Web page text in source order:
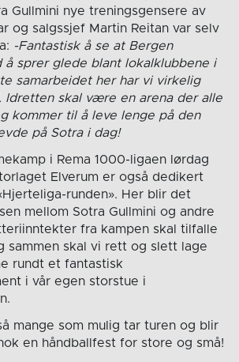
Gullmini nye treningsgensere av
og salgssjef Martin Reitan var selv
-Fantastisk å se at Bergen
å sprer glede blant lokalklubbene i
samarbeidet her har vi virkelig
Idretten skal være en arena der alle
kommer til å leve lenge på den
på Sotra i dag!
i Rema 1000-ligaen lørdag
Elverum er også dedikert
runden». Her blir det
mellom Sotra Gullmini og andre
fra kampen skal tilfalle
sammen skal vi rett og slett lage
rundt et fantastisk
i vår egen storstue i
mange som mulig tar turen og blir
en håndballfest for store og små!